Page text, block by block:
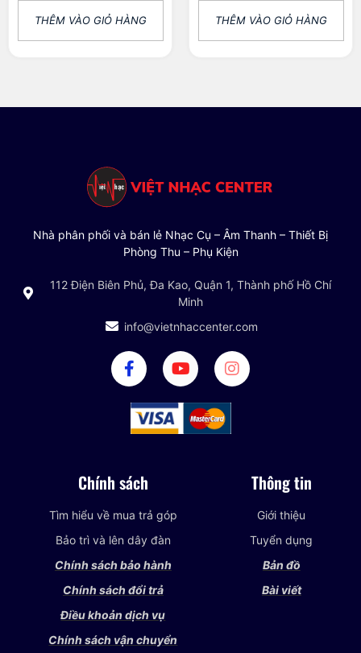
THÊM VÀO GIỎ HÀNG THÊM VÀO GIỎ HÀNG
Nhà phân phối và bán lẻ Nhạc Cụ – Âm Thanh – Thiết Bị
Phòng Thu – Phụ Kiện
112 Điện Biên Phủ, Đa Kao, Quận 1, Thành phố Hồ Chí
Minh
info@vietnhaccenter.com
Chính sách
Tìm hiểu về mua trả góp
Bảo trì và lên dây đàn
Chính sách bảo hành
Chính sách đổi trả
Điều khoản dịch vụ
Chính sách vận chuyển
Thông tin
Giới thiệu
Tuyển dụng
Bản đồ
Bài viết